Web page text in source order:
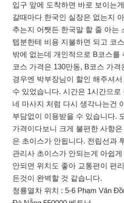
입구 앞에 도착하면 바로 보이는
갈때마다 한국인 실장은 없는지
추는지 어쨋든 한국말 할 줄 아는
텝분한테 비용 지불하면 되고 코
밖에 없는데 개인적으로 B코스를
코스 가격은 130만동, B코스 가
경우엔 박부장님이 할인 해주셔
수 있었습니다. 시간은 1시간으
네 마사지 처럼 다시 생각나는건
부담없이 이용받을 수 있습니다.
가격이다보니 크게 불편한 사항
은 초이스가 안됩니다. 전립선과
관리사 초이스가 안되는게 아쉽
안되면 위치도 좋아 교통편이 편
든것이 완벽할 것 같습니다.
청룡열차 위치 : 5-6 Phạm Văn